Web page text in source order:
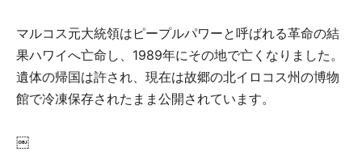
マルコス元大統領はピープルパワーと呼ばれる革命の結
果ハワイへ亡命し、1989年にその地で亡くなりました。
遺体の帰国は許され、現在は故郷の北イロコス州の博物
館で冷凍保存されたまま公開されています。
￼